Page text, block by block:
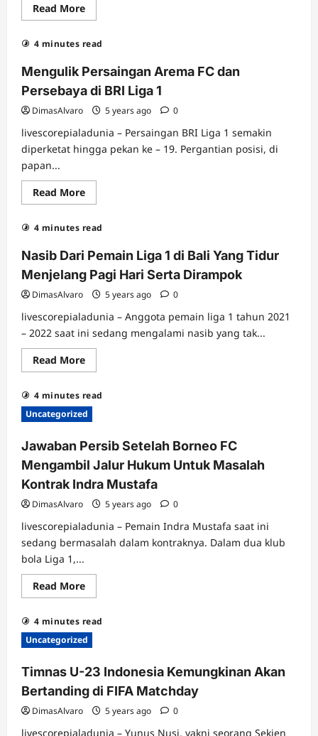
Tidak
Jadi
Ke
Read MoreRead
more
Pemain
di
BRI
Liga
1,
Namun
Tidak
Dapat
Tempat
di
Timnas
4 minutes read
Mengulik Persaingan Arema FC dan
Persebaya di BRI Liga 1
DimasAlvaro 5 years ago 0
livescorepialadunia – Persaingan BRI Liga 1 semakin
diperketat hingga pekan ke – 19. Pergantian posisi, di
papan...
Read MoreRead
more
Mengulik
Persaingan
FC
dan
Persebaya
di
BRI
Liga
4 minutes read
Nasib Dari Pemain Liga 1 di Bali Yang Tidur
Menjelang Pagi Hari Serta Dirampok
DimasAlvaro 5 years ago 0
livescorepialadunia – Anggota pemain liga 1 tahun 2021
– 2022 saat ini sedang mengalami nasib yang tak...
Read MoreRead
more
Nasib
Dari
Pemain
Liga
di
Bali
Yang
Tidur
Menjelang
Pagi
Hari
Serta
4 minutes read
Uncategorized
Jawaban Persib Setelah Borneo FC
Mengambil Jalur Hukum Untuk Masalah
Kontrak Indra Mustafa
DimasAlvaro 5 years ago 0
livescorepialadunia – Pemain Indra Mustafa saat ini
sedang bermasalah dalam kontraknya. Dalam dua klub
bola Liga 1,...
Read MoreRead
more
Jawaban
Persib
Setelah
Borneo
Mengambil
Jalur
Hukum
Untuk
Masalah
Kontrak
4 minutes read
Uncategorized
Timnas U-23 Indonesia Kemungkinan Akan
Bertanding di FIFA Matchday
DimasAlvaro 5 years ago 0
livescorepialadunia – Yunus Nusi, yakni seorang Sekjen